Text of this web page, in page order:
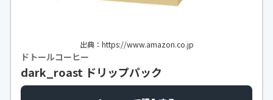
出典：https://www.amazon.co.jp
ドトールコーヒー
dark_roast ドリップパック